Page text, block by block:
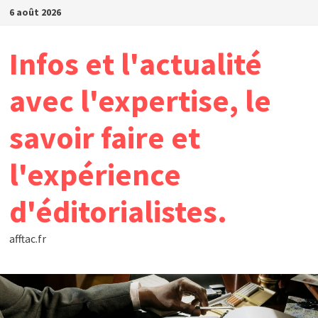
Passer
6 août 2026
Infos et l'actualité
avec l'expertise, le
savoir faire et
l'expérience
d'éditorialistes.
afftac.fr